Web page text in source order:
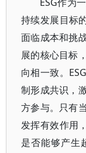
持续发展目标
面临成本和挑
展的核心目标
向相一致。
制形成共识，
方参与。只有
发挥有效作用
是否能够产生